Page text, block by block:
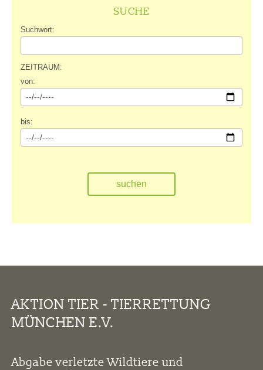
SUCHE
Suchwort:
ZEITRAUM:
von:
bis:
AKTION TIER - TIERRETTUNG
MÜNCHEN E.V.
Abgabe verletzte Wildtiere und